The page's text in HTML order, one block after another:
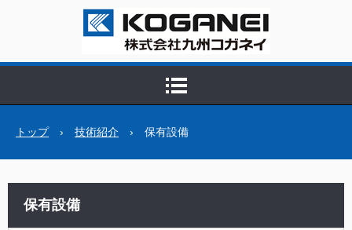
トップ › 技術紹介 › 保有設備
保有設備